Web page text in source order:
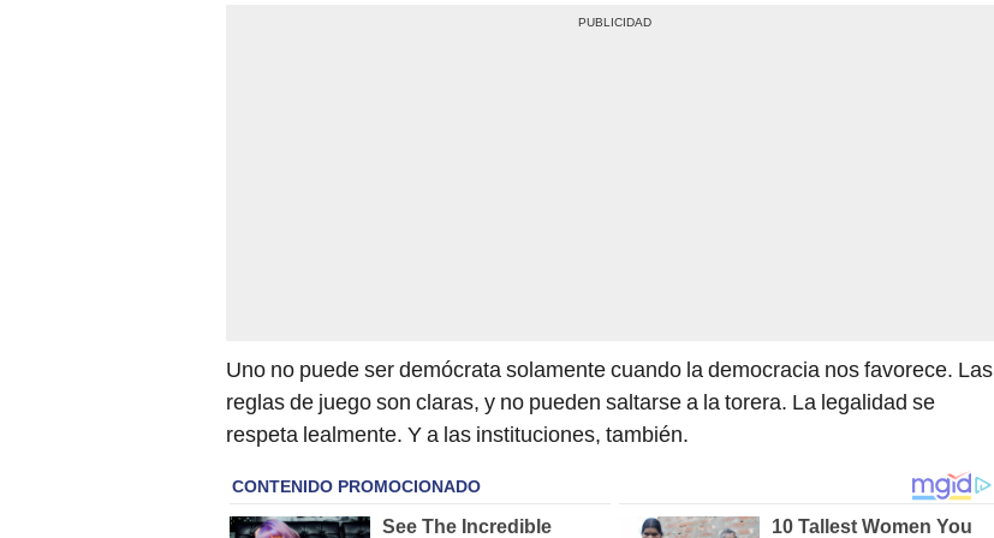
Uno no puede ser demócrata solamente cuando la democracia nos favorece. Las
reglas de juego son claras, y no pueden saltarse a la torera. La legalidad se
respeta lealmente. Y a las instituciones, también.